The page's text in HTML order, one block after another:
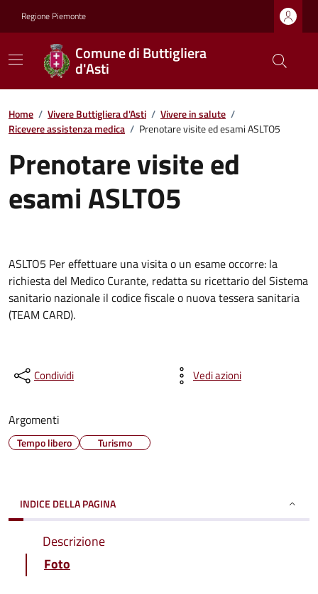
Regione Piemonte
Comune di Buttigliera
d'Asti
Home / Vivere Buttigliera d'Asti / Vivere in salute /
Ricevere assistenza medica / Prenotare visite ed esami ASLTO5
Prenotare visite ed
esami ASLTO5
ASLTO5 Per effettuare una visita o un esame occorre: la
richiesta del Medico Curante, redatta su ricettario del Sistema
sanitario nazionale il codice fiscale o nuova tessera sanitaria
(TEAM CARD).
Condividi Vedi azioni
Argomenti
Tempo libero Turismo
INDICE DELLA PAGINA
Descrizione
Foto